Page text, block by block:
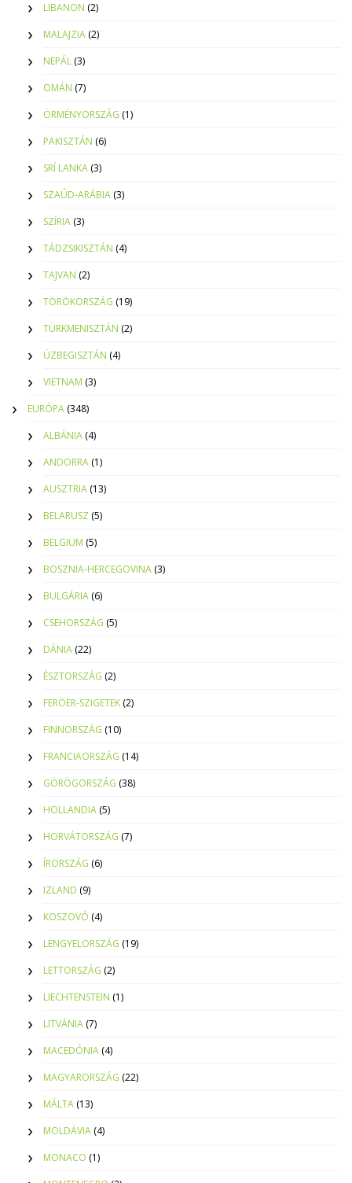
LIBANON (2)
MALAJZIA (2)
NEPÁL (3)
OMÁN (7)
ÖRMÉNYORSZÁG (1)
PAKISZTÁN (6)
SRÍ LANKA (3)
SZAÚD-ARÁBIA (3)
SZÍRIA (3)
TÁDZSIKISZTÁN (4)
TAJVAN (2)
TÖRÖKORSZÁG (19)
TÜRKMENISZTÁN (2)
ÜZBEGISZTÁN (4)
VIETNAM (3)
EURÓPA (348)
ALBÁNIA (4)
ANDORRA (1)
AUSZTRIA (13)
BELARUSZ (5)
BELGIUM (5)
BOSZNIA-HERCEGOVINA (3)
BULGÁRIA (6)
CSEHORSZÁG (5)
DÁNIA (22)
ÉSZTORSZÁG (2)
FERÖER-SZIGETEK (2)
FINNORSZÁG (10)
FRANCIAORSZÁG (14)
GÖRÖGORSZÁG (38)
HOLLANDIA (5)
HORVÁTORSZÁG (7)
ÍRORSZÁG (6)
IZLAND (9)
KOSZOVÓ (4)
LENGYELORSZÁG (19)
LETTORSZÁG (2)
LIECHTENSTEIN (1)
LITVÁNIA (7)
MACEDÓNIA (4)
MAGYARORSZÁG (22)
MÁLTA (13)
MOLDÁVIA (4)
MONACO (1)